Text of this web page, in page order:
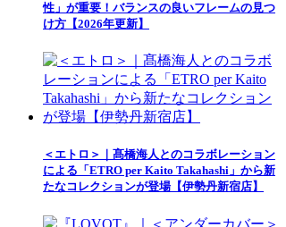
性」が重要！バランスの良いフレームの見つ
け方【2026年更新】
＜エトロ＞｜髙橋海人とのコラボレーション
による「ETRO per Kaito Takahashi」から新
たなコレクションが登場【伊勢丹新宿店】